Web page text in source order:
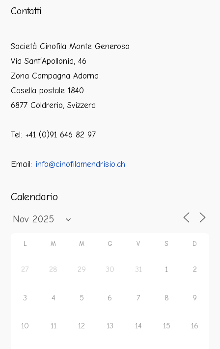
Contatti
Società Cinofila Monte Generoso
Via Sant’Apollonia, 46
Zona Campagna Adorna
Casella postale 1840
6877 Coldrerio, Svizzera
Tel: +41 (0)91 646 82 97
Email: info@cinofilamendrisio.ch
Calendario
L M M G V S D
27 28 29 30 31 1 2
3 4 5 6 7 8 9
10 11 12 13 14 15 16